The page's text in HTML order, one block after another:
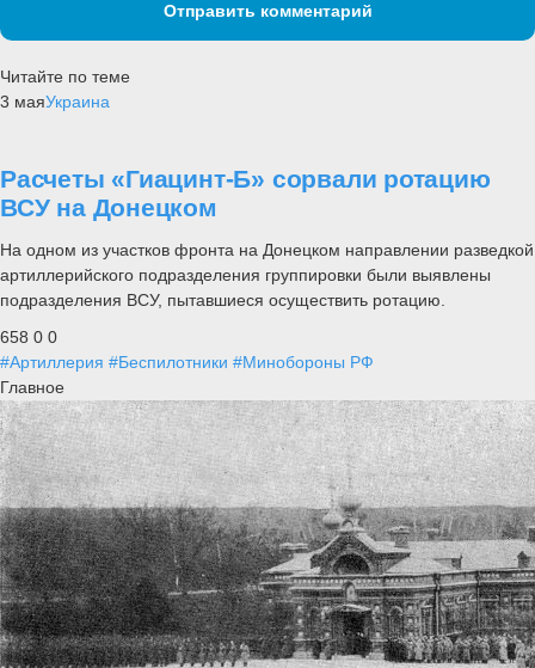
Отправить комментарий
Читайте по теме
3 маяУкраина
Расчеты «Гиацинт-Б» сорвали ротацию
ВСУ на Донецком
На одном из участков фронта на Донецком направлении разведкой
артиллерийского подразделения группировки были выявлены
подразделения ВСУ, пытавшиеся осуществить ротацию.
658 0 0
#Артиллерия #Беспилотники #Минобороны РФ
Главное